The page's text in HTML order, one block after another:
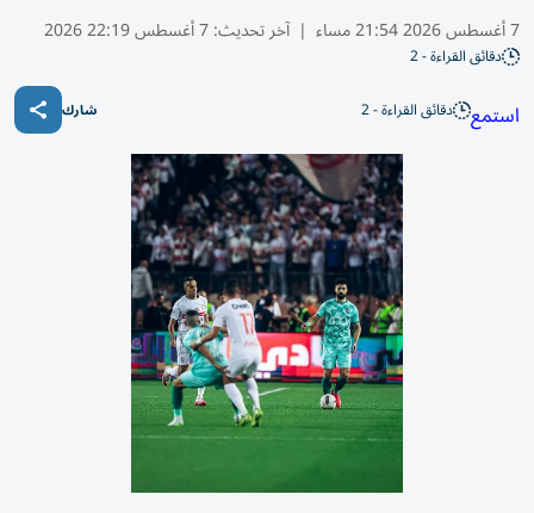
7 أغسطس 2026 21:54 مساء | آخر تحديث:7 أغسطس 22:19 2026
دقائق القراءة - 2
استمع دقائق القراءة - 2 شارك